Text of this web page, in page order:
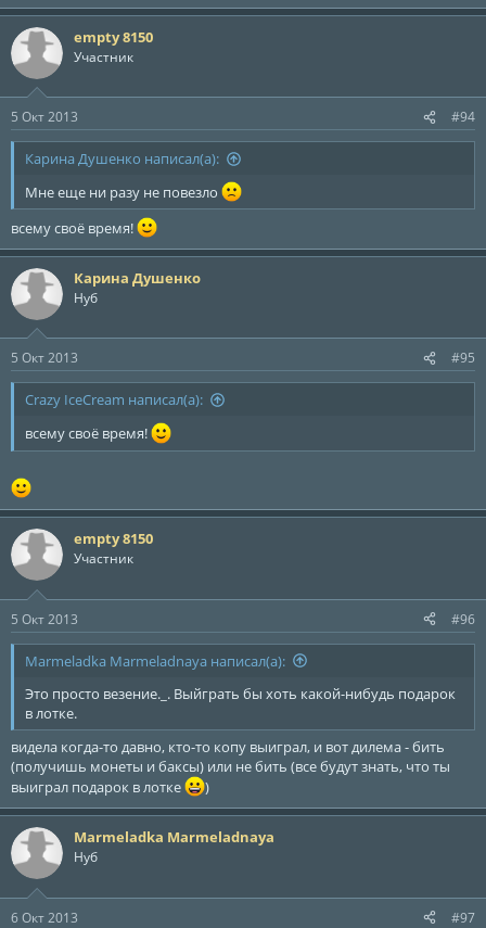
empty 8150
Участник
5 Окт 2013 #94
Карина Душенко написал(а):
Мне еще ни разу не повезло
всему своё время!
Карина Душенко
Нуб
5 Окт 2013 #95
Crazy IceCream написал(а):
всему своё время!
empty 8150
Участник
5 Окт 2013 #96
Marmeladka Marmeladnaya написал(а):
Это просто везение._. Выйграть бы хоть какой-нибудь подарок
в лотке.
видела когда-то давно, кто-то копу выиграл, и вот дилема - бить
(получишь монеты и баксы) или не бить (все будут знать, что ты
выиграл подарок в лотке
)
Marmeladka Marmeladnaya
Нуб
6 Окт 2013 #97